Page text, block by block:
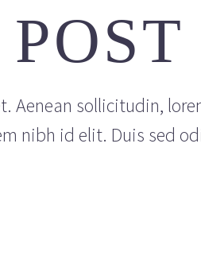
Aenean sollicitudin,
nibh id elit. Duis sed